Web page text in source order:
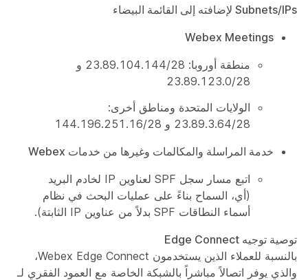
Subnets/IPs لإضافته إلى القائمة البيضاء
Webex Meetings
منطقة أوروبا: 23.89.104.144/28 و
23.89.123.0/28
الولايات المتحدة ومناطق أخرى:
23.89.3.64/28 و 144.196.251.16/28
خدمة المراسلة والمكالمات وغيرها من خدمات Webex
اتبع مسار سجل SPF لعناوين IP لخادم البريد
(أي، السماح بناءً على عمليات البحث في نظام
أسماء النطاقات SPF بدلاً من عناوين IP الثابتة).
توصية توجيه Edge Connect
بالنسبة للعملاء الذين يستخدمون Webex Edge Connect،
والذي يوفر اتصالاً مباشراً بالشبكة الخاصة مع العمود الفقري لـ